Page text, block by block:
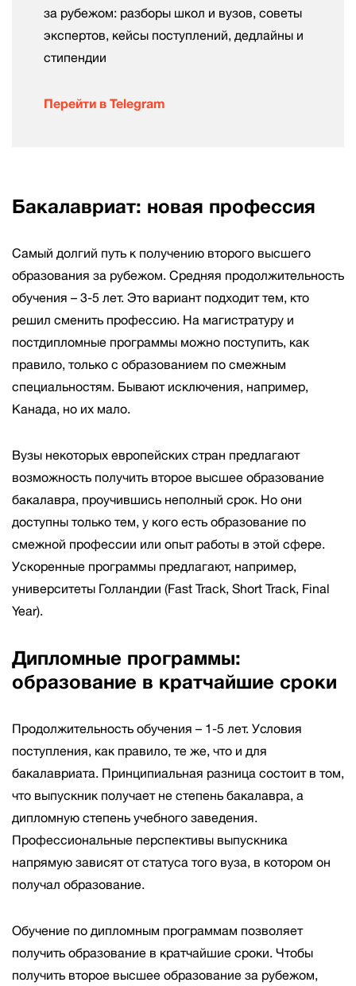
за рубежом: разборы школ и вузов, советы
экспертов, кейсы поступлений, дедлайны и
стипендии
Перейти в Telegram
Бакалавриат: новая профессия
Самый долгий путь к получению второго высшего
образования за рубежом. Средняя продолжительность
обучения – 3-5 лет. Это вариант подходит тем, кто
решил сменить профессию. На магистратуру и
постдипломные программы можно поступить, как
правило, только с образованием по смежным
специальностям. Бывают исключения, например,
Канада, но их мало.
Вузы некоторых европейских стран предлагают
возможность получить второе высшее образование
бакалавра, проучившись неполный срок. Но они
доступны только тем, у кого есть образование по
смежной профессии или опыт работы в этой сфере.
Ускоренные программы предлагают, например,
университеты Голландии (Fast Track, Short Track, Final
Year).
Дипломные программы:
образование в кратчайшие сроки
Продолжительность обучения – 1-5 лет. Условия
поступления, как правило, те же, что и для
бакалавриата. Принципиальная разница состоит в том,
что выпускник получает не степень бакалавра, а
дипломную степень учебного заведения.
Профессиональные перспективы выпускника
напрямую зависят от статуса того вуза, в котором он
получал образование.
Обучение по дипломным программам позволяет
получить образование в кратчайшие сроки. Чтобы
получить второе высшее образование за рубежом,